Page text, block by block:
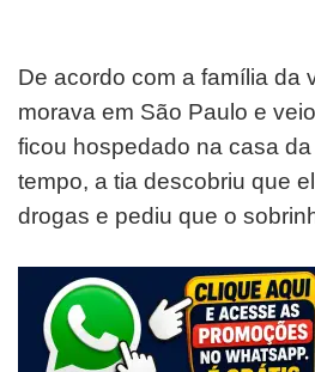
De acordo com a família da
morava em São Paulo e
ficou hospedado na casa
tempo, a tia descobriu que
drogas e pediu que o